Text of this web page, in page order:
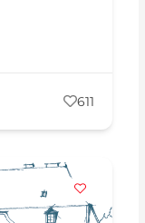
611